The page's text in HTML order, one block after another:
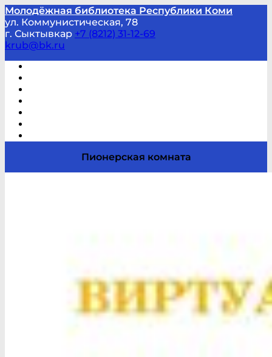
Молодёжная библиотека Республики Коми
ул. Коммунистическая, 78
г. Сыктывкар +7 (8212) 31-12-69
krub@bk.ru
Пионерская комната